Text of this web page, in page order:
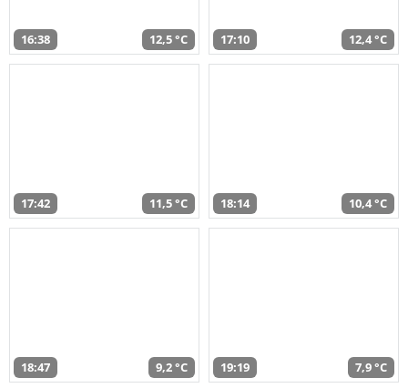
16:38 12,5 °C 17:10 12,4 °C
17:42 11,5 °C 18:14 10,4 °C
18:47 9,2 °C 19:19 7,9 °C